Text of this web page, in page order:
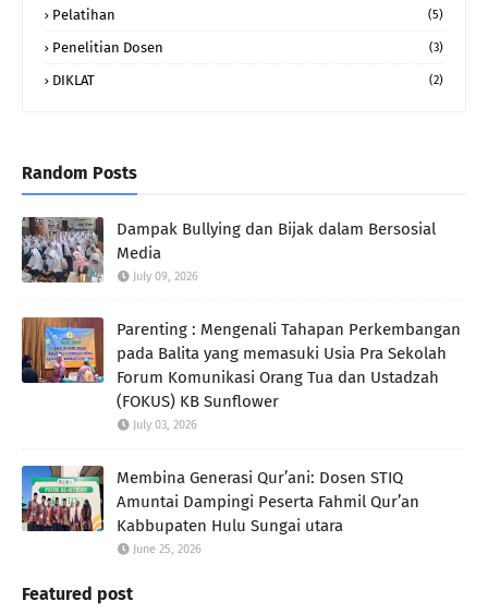
Pelatihan (5)
Penelitian Dosen (3)
DIKLAT (2)
Random Posts
Dampak Bullying dan Bijak dalam Bersosial
Media
July 09, 2026
Parenting : Mengenali Tahapan Perkembangan
pada Balita yang memasuki Usia Pra Sekolah
Forum Komunikasi Orang Tua dan Ustadzah
(FOKUS) KB Sunflower
July 03, 2026
Membina Generasi Qur’ani: Dosen STIQ
Amuntai Dampingi Peserta Fahmil Qur’an
Kabbupaten Hulu Sungai utara
June 25, 2026
Featured post